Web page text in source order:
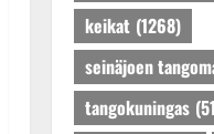
keikat (1268)
seinäjoen
tangokuningas